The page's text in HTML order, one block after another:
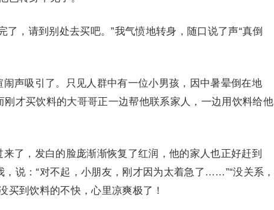
，请到别处去买吧。”我气愤地转身，随口说了声“真倒
吸引了。只见人群中有一位小男孩，因中暑晕倒在地
刚才买饮料的大哥哥正一边帮他联系家人，一边用饮料给他
，发白的脸庞渐渐恢复了红润，他的家人也正好赶到
说：“对不起，小朋友，刚才因为太着急了……”“没关系，
买到饮料的不快，心里凉爽极了！